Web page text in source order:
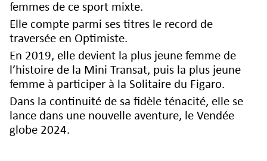
femmes de ce sport mixte.
Elle compte parmi ses titres le record de
traversée en Optimiste.
En 2019, elle devient la plus jeune femme de
l’histoire de la Mini Transat, puis la plus jeune
femme à participer à la Solitaire du Figaro.
Dans la continuité de sa fidèle ténacité, elle se
lance dans une nouvelle aventure, le Vendée
globe 2024.